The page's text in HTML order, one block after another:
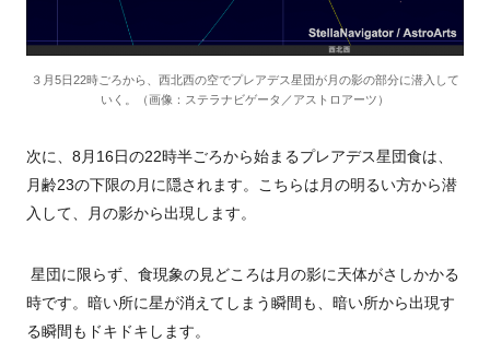
３月5日22時ごろから、西北西の空でプレアデス星団が月の影の部分に潜入して
いく。（画像：ステラナビゲータ／アストロアーツ）
次に、 8 月 16日の22時半ごろから始まるプレアデス星団食は、
月齢23の下限の月に隠されます。こちらは月の明るい方から潜
入して、月の影から出現します。
星団に限らず、食現象の見どころは月の影に天体がさしかかる
時です。暗い所に星が消えてしまう瞬間も、暗い所から出現す
る瞬間もドキドキします。